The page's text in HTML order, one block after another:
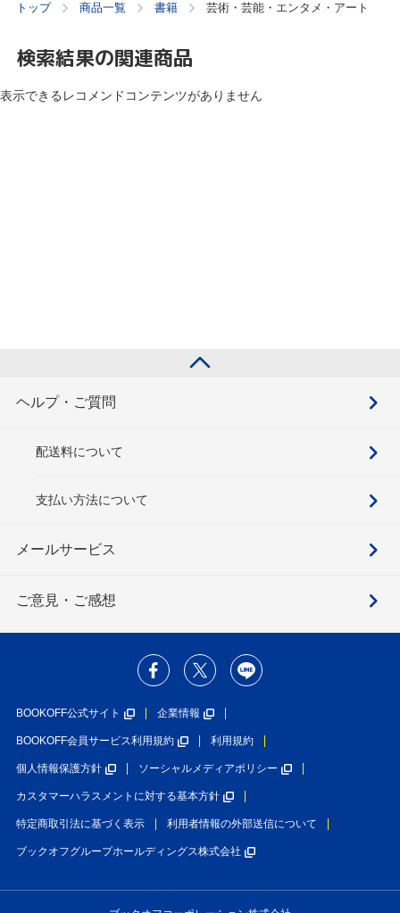
トップ 商品一覧 書籍 芸術・芸能・エンタメ・アート
検索結果の関連商品
表示できるレコメンドコンテンツがありません
ヘルプ・ご質問
配送料について
支払い方法について
メールサービス
ご意見・ご感想
BOOKOFF公式サイト 企業情報
BOOKOFF会員サービス利用規約 利用規約
個人情報保護方針 ソーシャルメディアポリシー
カスタマーハラスメントに対する基本方針
特定商取引法に基づく表示 利用者情報の外部送信について
ブックオフグループホールディングス株式会社